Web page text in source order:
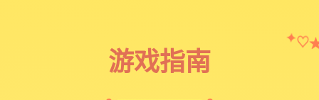
游戏指南
✦♡